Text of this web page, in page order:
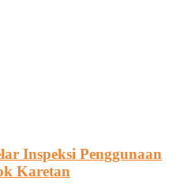
Inspeksi Penggunaan
Karetan